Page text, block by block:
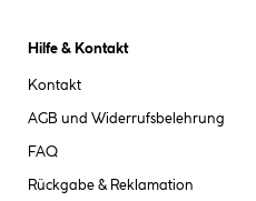
Hilfe & Kontakt
Kontakt
AGB und Widerrufsbelehrung
FAQ
Rückgabe & Reklamation